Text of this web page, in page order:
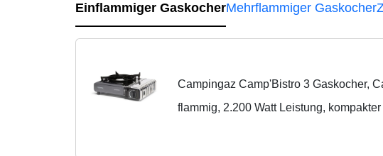
Einflammiger GaskocherMehrflammiger Gaskocher
Campingaz Camp'Bistro 3 Gaskocher,
flammig, 2.200 Watt Leistung,